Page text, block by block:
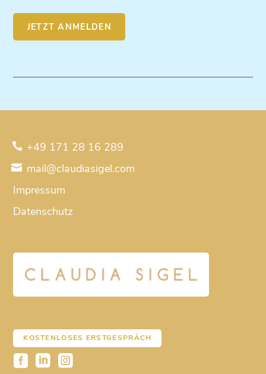
+49 171 28 16 289
mail@claudiasigel.com
Impressum
Datenschutz
KOSTENLOSES ERSTGESPRÄCH
FacebookLinkedin